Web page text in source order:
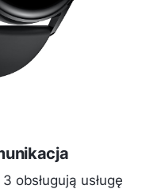
obsługują usługę